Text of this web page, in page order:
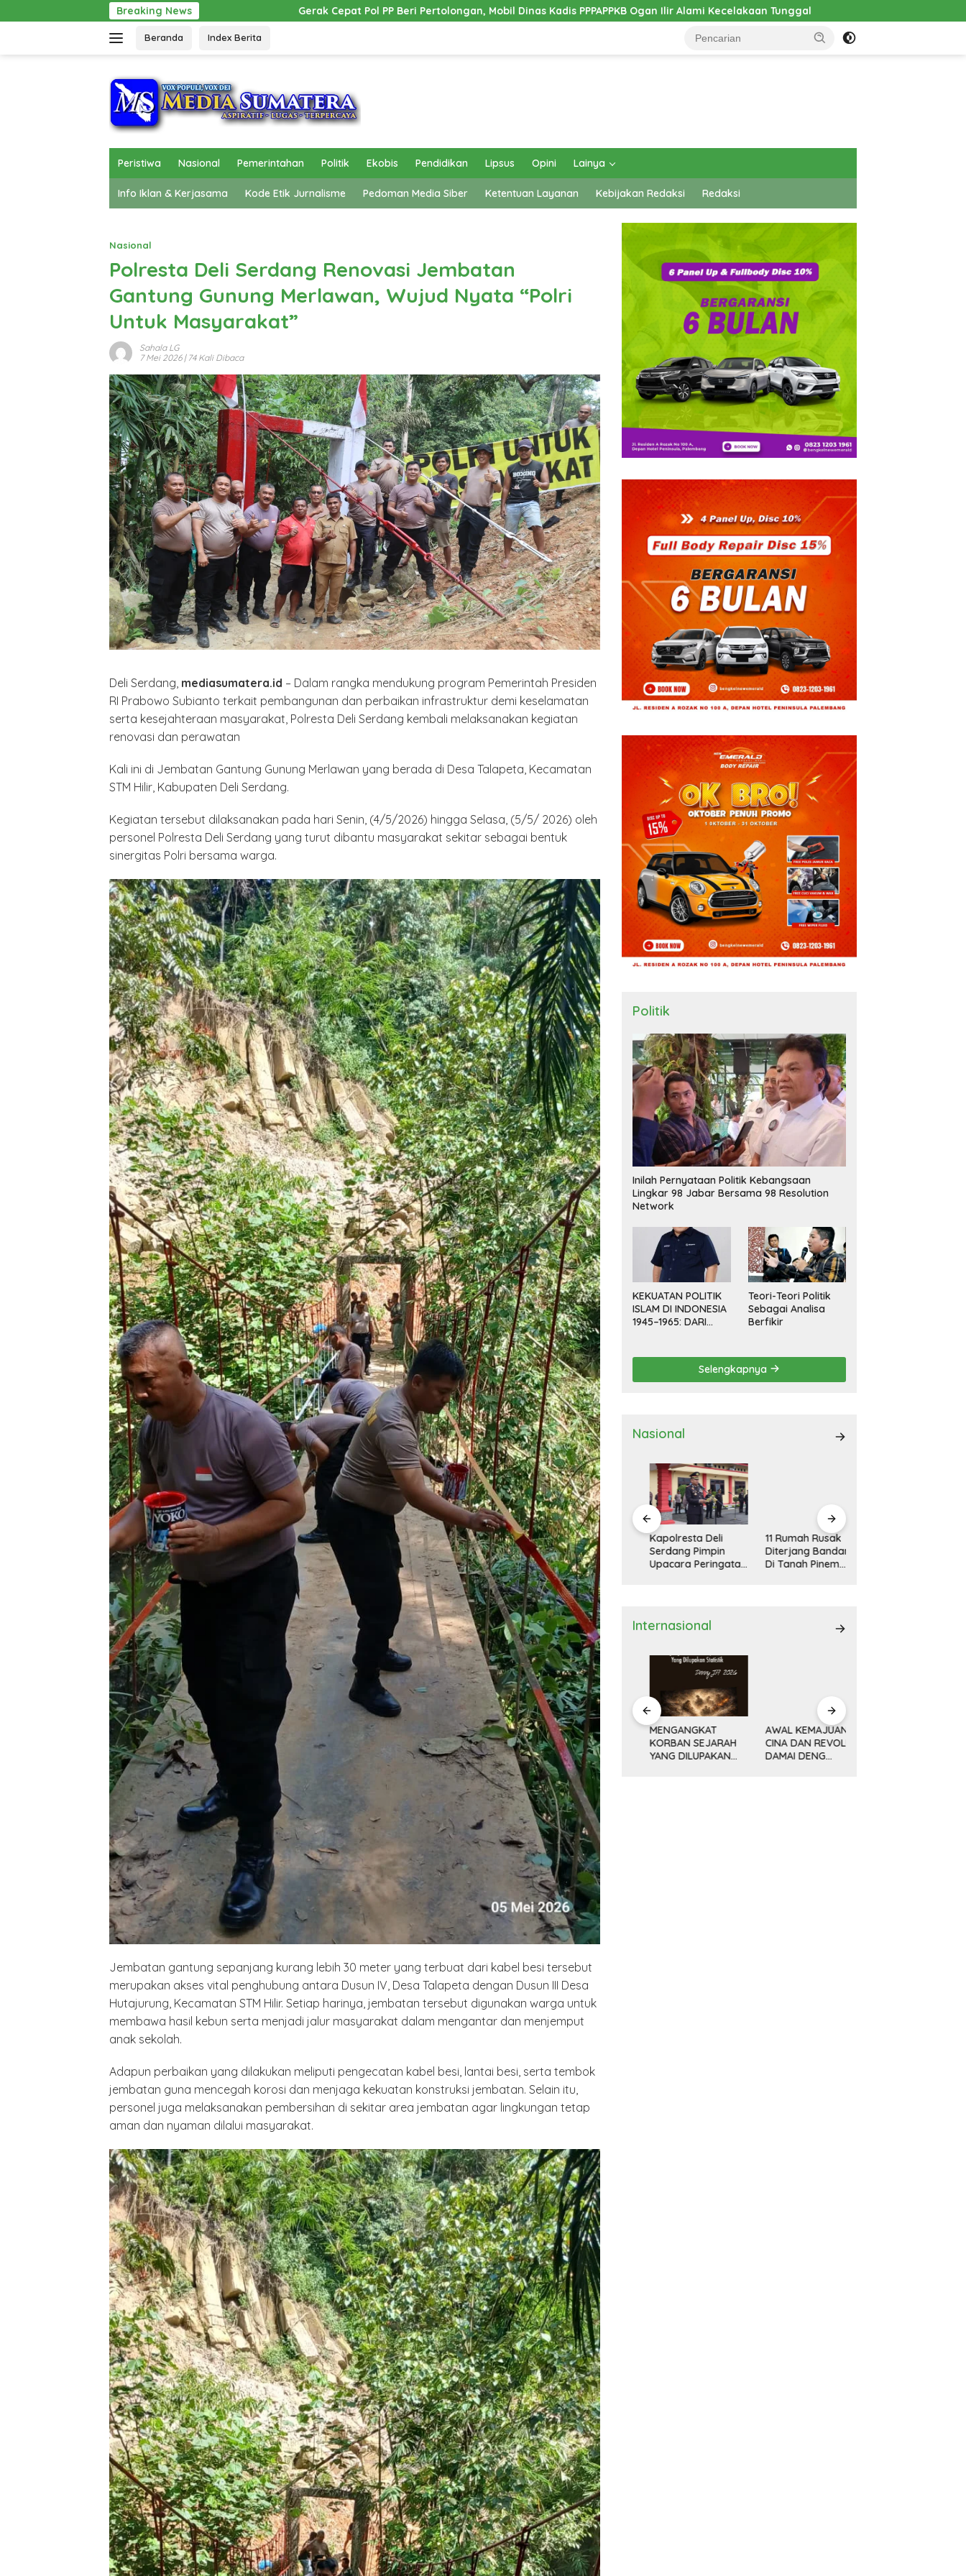
ke
Breaking News
Gerak Cepat Pol PP Beri Pertolongan, Mobil Dinas Kadis PPPAPPKB Ogan Ilir Alami Kecelakaan Tunggal Pembangunan Cathlab RSUD Hadrianus Sinaga Dimulai,
Beranda Index Berita
Peristiwa Nasional Pemerintahan Politik Ekobis Pendidikan Lipsus Opini Lainya
Info Iklan & Kerjasama Kode Etik Jurnalisme Pedoman Media Siber Ketentuan Layanan Kebijakan Redaksi Redaksi
Nasional
Polresta Deli Serdang Renovasi Jembatan
Gantung Gunung Merlawan, Wujud Nyata “Polri
Untuk Masyarakat”
Sahala LG
7 Mei 2026| 74 Kali Dibaca
Deli Serdang, mediasumatera.id – Dalam rangka mendukung program Pemerintah Presiden
RI Prabowo Subianto terkait pembangunan dan perbaikan infrastruktur demi keselamatan
serta kesejahteraan masyarakat, Polresta Deli Serdang kembali melaksanakan kegiatan
renovasi dan perawatan
Kali ini di Jembatan Gantung Gunung Merlawan yang berada di Desa Talapeta, Kecamatan
STM Hilir, Kabupaten Deli Serdang.
Kegiatan tersebut dilaksanakan pada hari Senin, (4/5/2026) hingga Selasa, (5/5/ 2026) oleh
personel Polresta Deli Serdang yang turut dibantu masyarakat sekitar sebagai bentuk
sinergitas Polri bersama warga.
Jembatan gantung sepanjang kurang lebih 30 meter yang terbuat dari kabel besi tersebut
merupakan akses vital penghubung antara Dusun IV, Desa Talapeta dengan Dusun III Desa
Hutajurung, Kecamatan STM Hilir. Setiap harinya, jembatan tersebut digunakan warga untuk
membawa hasil kebun serta menjadi jalur masyarakat dalam mengantar dan menjemput
anak sekolah.
Adapun perbaikan yang dilakukan meliputi pengecatan kabel besi, lantai besi, serta tembok
jembatan guna mencegah korosi dan menjaga kekuatan konstruksi jembatan. Selain itu,
personel juga melaksanakan pembersihan di sekitar area jembatan agar lingkungan tetap
aman dan nyaman dilalui masyarakat.
Politik
Inilah Pernyataan Politik Kebangsaan
Lingkar 98 Jabar Bersama 98 Resolution
Network
KEKUATAN POLITIK
ISLAM DI INDONESIA
1945–1965: DARI
TERPIMPIN
Teori-Teori Politik
Sebagai Analisa
Berfikir
Selengkapnya
Nasional
Polresta Deli
Serdang Gelar
Latihan Pra Operasi
“Zebra Toba”
Tahun 2024
Kapolresta Deli
Serdang Pimpin
Upacara Pelepasan
Purna Bakti
Personel Polresta
Deli Serdang
Kapolresta Deli
Serdang Tinjau Dan
Cek Gudang
Logistik KPU
Kapolresta Deli
Serdang Pimpin
Upacara Peringatan
11 Rumah Rusak
Diterjang Bandang
Di Tanah Pinem
Internasional
Minyak, Bisnis dan
Politik (9)
NEGARA MINYAK
MELAWAN
SUPERPOWER DUNIA
DONALD TRUMP,
TARIF 32 PERSEN
DAN KISAH SEPATU
CIBADUYUT
ANTRI TIGA JAM DI
BANDARA HOUSTON
DAN MACETNYA
POLITIK AMERIKA
SERIKAT
MENGANGKAT
KORBAN SEJARAH
YANG DILUPAKAN
AWAL KEMAJUAN
CINA DAN REVOLUSI
DAMAI DENG